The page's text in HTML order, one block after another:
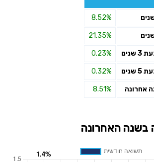
8.52%
21.35%
0.23%
0.32%
אחרונה 8.51%
בשנה האחרונה